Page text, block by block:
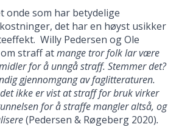
onde som har betydelige
det har en høyst usikker
Willy Pedersen og Ole
straff atmange tror folk lar være
for å unngå straff. Stemmer det?
gjennomgang av faglitteraturen.
ikke er vist at straff for bruk virker
for å straffe mangler altså, og
(Pedersen & Røgeberg 2020).